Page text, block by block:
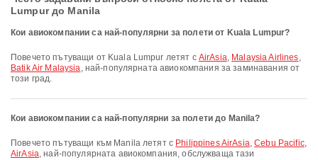
Lumpur до Manila
Кои авиокомпании са най-популярни за полети от Kuala Lumpur?
Повечето пътуващи от Kuala Lumpur летят с AirAsia, Malaysia Airlines,
Batik Air Malaysia, най-популярната авиокомпания за заминавания от
този град.
Кои авиокомпании са най-популярни за полети до Manila?
Повечето пътуващи към Manila летят с Philippines AirAsia,Cebu Pacific,
AirAsia, най-популярната авиокомпания, обслужваща тази